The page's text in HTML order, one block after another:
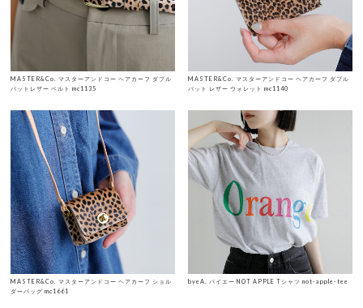
MASTER&Co. マスターアンドコー ヘアカーフ ダブル
バットレザー ベルト mc1135
MASTER&Co. マスターアンドコー ヘアカーフ ダブル
バット レザー ウォレット mc1140
MASTER&Co. マスターアンドコー ヘアカーフ ショル
ダーバッグ mc1661
byeA. バイエー NOT APPLE Tシャツ not-apple-tee